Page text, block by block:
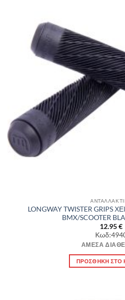
LONGWAY TWISTER GRIPS
BMX/SCOOTER
12.95€
ΆΜΕΣΑ
ΠΡΟΣΘΉΚΗ ΣΤΟ